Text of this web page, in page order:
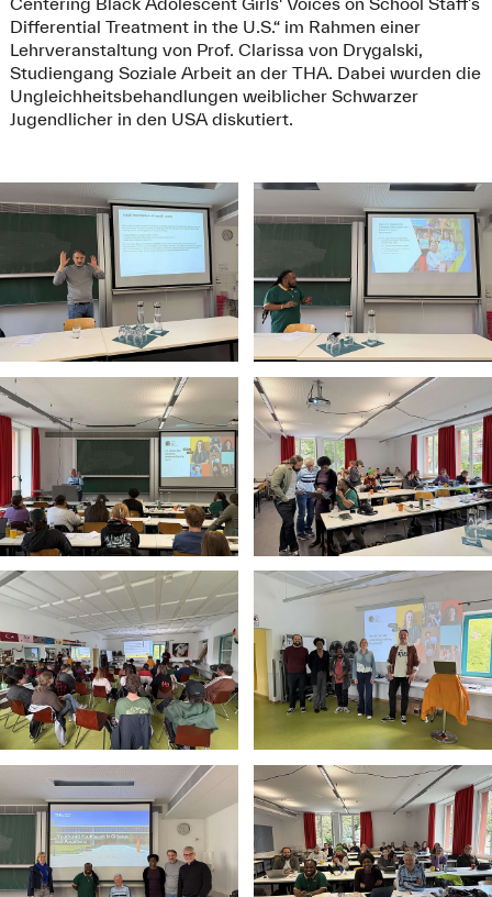
Differential Treatment in the U.S.“ im Rahmen einer
Lehrveranstaltung von Prof. Clarissa von Drygalski,
Studiengang Soziale Arbeit an der THA. Dabei wurden die
Ungleichheitsbehandlungen weiblicher Schwarzer
Jugendlicher in den USA diskutiert.